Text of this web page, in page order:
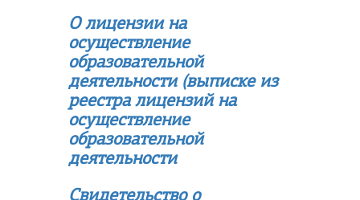
О лицензии на
осуществление
образовательной
деятельности (выписке из
реестра лицензий на
осуществление
образовательной
деятельности
Свидетельство о